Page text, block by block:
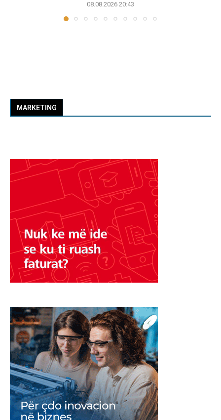
08.08.2026 20:43
MARKETING